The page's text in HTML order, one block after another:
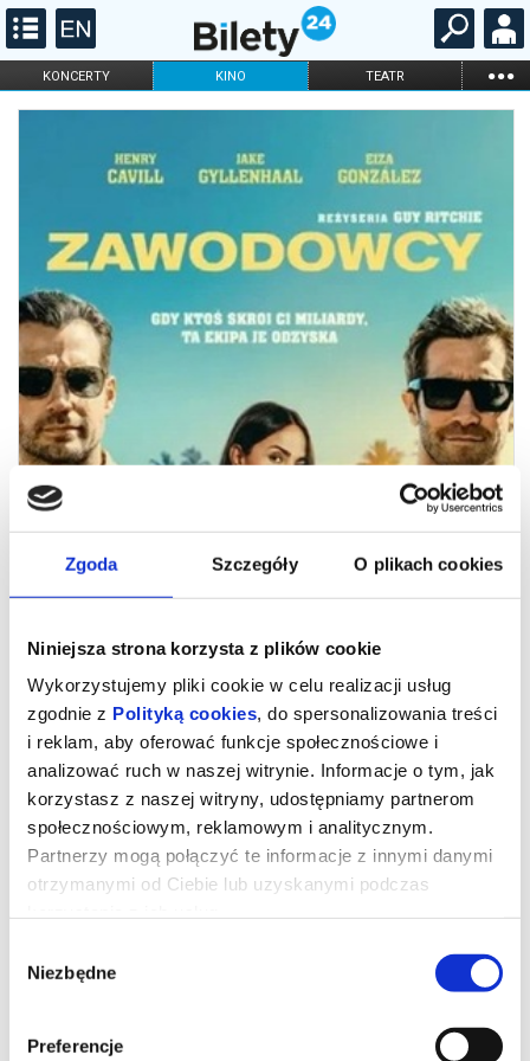
Zgoda Szczegóły O plikach cookies
Niniejsza strona korzysta z plików cookie
Wykorzystujemy pliki cookie w celu realizacji usług
zgodnie z Polityką cookies, do spersonalizowania treści
i reklam, aby oferować funkcje społecznościowe i
analizować ruch w naszej witrynie. Informacje o tym, jak
korzystasz z naszej witryny, udostępniamy partnerom
społecznościowym, reklamowym i analitycznym.
Partnerzy mogą połączyć te informacje z innymi danymi
otrzymanymi od Ciebie lub uzyskanymi podczas
zgody
Niezbędne
Preferencje
KONCERTY KINO TEATR ...
FILHARMONIA OPERA I BALET
ONLINE KARNETY
Zawodowcy
reż. Guy Ritchie | USA, Wielka Brytania | 2026
ekstremalnie trudnych spraw dla wyjątkowo bogatych klientów
otrzymuje zlecenie od grupy nowojorskich inwestorów. Ma